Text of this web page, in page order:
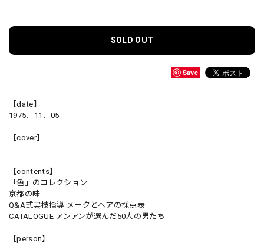
SOLD OUT
Save
【date】
1975．11．05
【cover】
【contents】
「色」のコレクション
京都の味
Q&A式実技指導 メークとヘアの採点表
CATALOGUE アンアンが選んだ50人の男たち
【person】